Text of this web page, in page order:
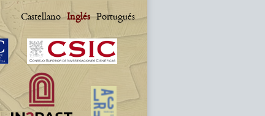
Castellano Inglés Portugués